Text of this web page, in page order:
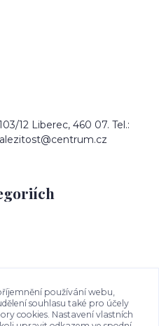
12 Liberec, 460 07. Tel.:
používání webu,
souhlasu také pro účely
cookies. Nastavení vlastních